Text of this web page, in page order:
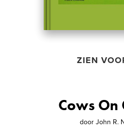
ZIEN
Cows On
door John R.